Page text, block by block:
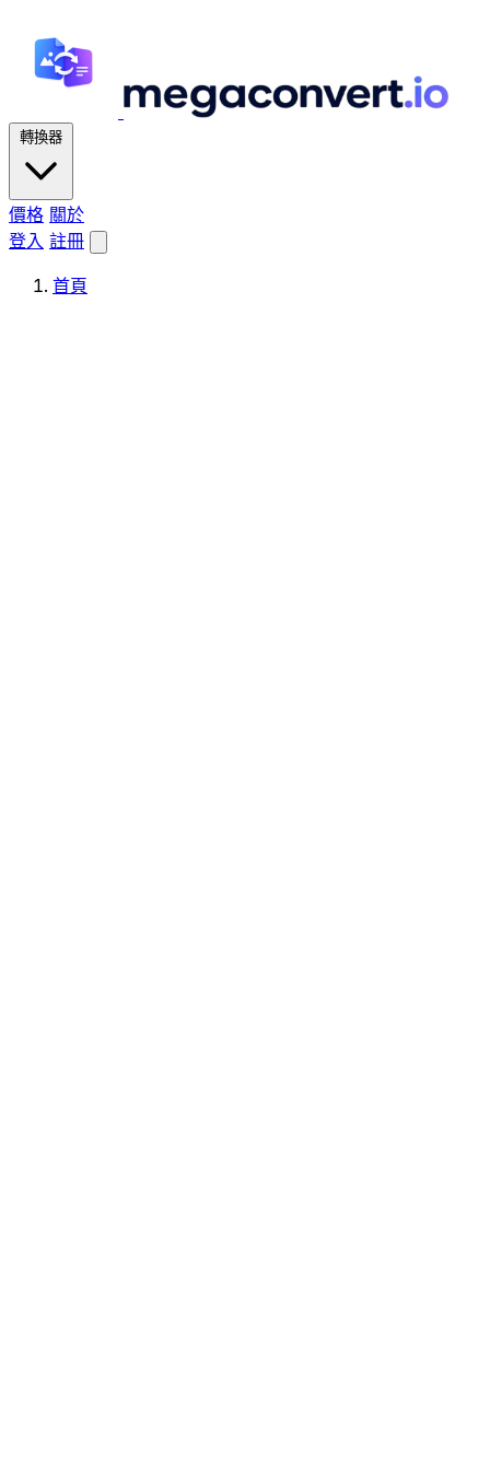
轉換器
價格 關於
登入 註冊
首頁